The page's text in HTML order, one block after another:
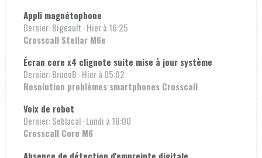
Appli magnétophone
Dernier: Bigeault Hier à 16:25
Crosscall Stellar M6e
Écran core x4 clignote suite mise à jour système
Dernier: BrunoB Hier à 05:02
Resolution problèmes smartphones Crosscall
Voix de robot
Dernier: Seblacal Lundi à 18:00
Crosscall Core M6